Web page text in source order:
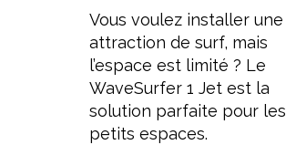
Vous voulez installer une
attraction de surf, mais
l’espace est limité ? Le
WaveSurfer 1 Jet est la
solution parfaite pour les
petits espaces.